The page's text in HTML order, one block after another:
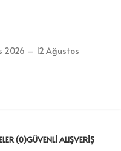
2026 – 12 Ağustos
(0)GÜVENLI ALIŞVERIŞ